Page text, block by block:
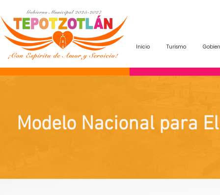
Inicio Turismo
Modelo Nacional para